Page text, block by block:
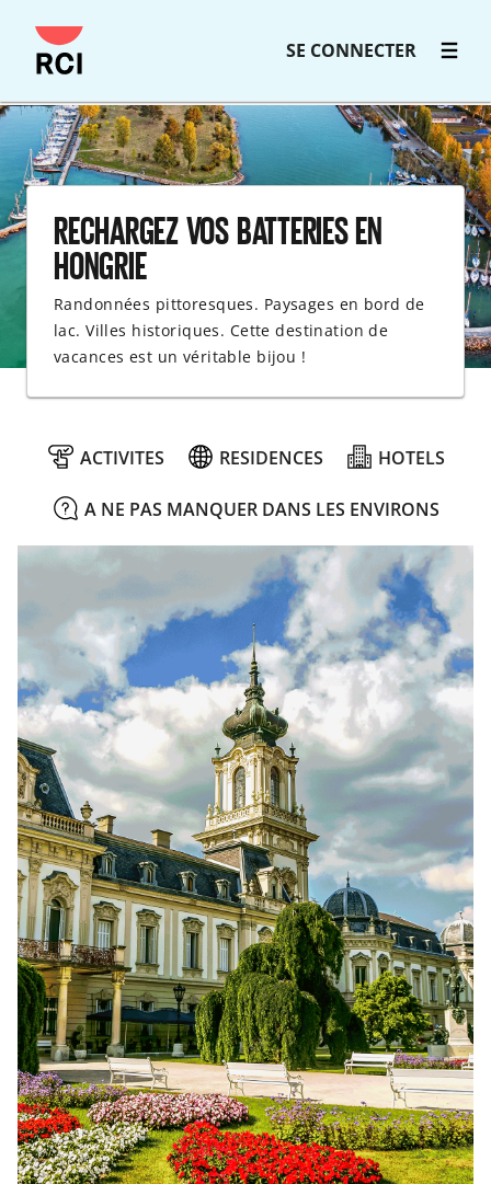
Passer
au
principal
SE CONNECTER
RECHARGEZ VOS BATTERIES EN
HONGRIE
Randonnées pittoresques. Paysages en bord de
lac. Villes historiques. Cette destination de
vacances est un véritable bijou !
ACTIVITES RESIDENCES HOTELS
A NE PAS MANQUER DANS LES ENVIRONS